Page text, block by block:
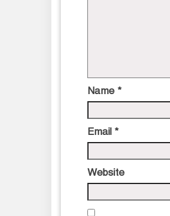
Name *
Email *
Website